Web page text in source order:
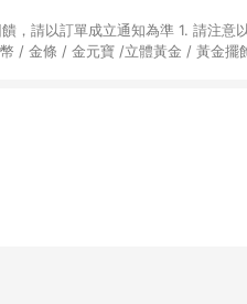
通知為準 1. 請注意以下品類商品
/ 金條 / 金元寶 /立體黃金 / 黃金擺
」及顯示商店名稱者(指定活動店家